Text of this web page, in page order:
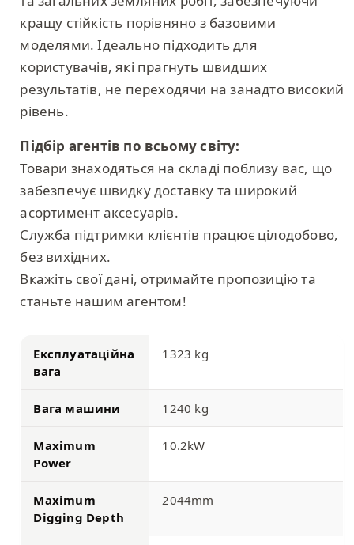
кращу стійкість порівняно з базовими
моделями. Ідеально підходить для
користувачів, які прагнуть швидших
результатів, не переходячи на занадто високий
рівень.
Підбір агентів по всьому світу:
Товари знаходяться на складі поблизу вас, що
забезпечує швидку доставку та широкий
асортимент аксесуарів.
Служба підтримки клієнтів працює цілодобово,
без вихідних.
Вкажіть свої дані, отримайте пропозицію та
станьте нашим агентом!
Експлуатаційна
вага
1323 kg
Вага машини 1240 kg
Maximum
Power
10.2kW
Maximum
Digging Depth
2044mm